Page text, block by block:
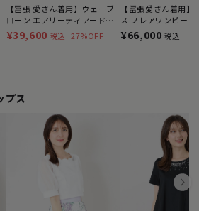
【冨張 愛さん着用】ウェーブ
ローン エアリーティアードド
レス
¥39,600 税込 27%OFF
【冨張愛さん着用】
ス フレアワンピース
¥66,000 税込
プス